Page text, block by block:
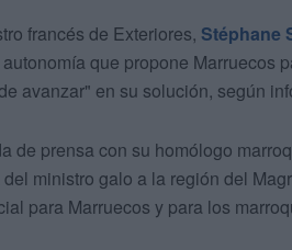
francés de Exteriores, Stéphane
que propone Marruecos
avanzar" en su solución, según
de prensa con su homólogo
del ministro galo a la región del
para Marruecos y para los